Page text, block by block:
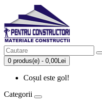
0 produs(e) - 0,00Lei
Coșul este gol!
Categorii